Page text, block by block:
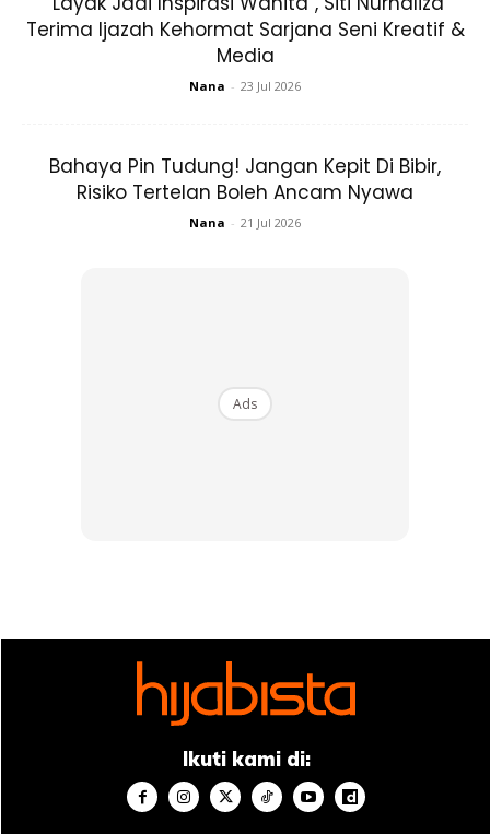
“Setiap kali nak menginjak ke umur yang baru, perasaan
mesti berdebar-debar. Sebab tau umur makin meningkat
Pengakhiran Yang Baik
Tidak ketinggalan,Heliza turut mendoakan dirinya serta
Terima Ijazah Kehormat Sarjana Seni Kreatif &
Media
Nana - 23 Jul 2026
Bahaya Pin Tudung! Jangan Kepit Di Bibir,
Risiko Tertelan Boleh Ancam Nyawa
Nana - 21 Jul 2026
Ads
Ikuti kami di: